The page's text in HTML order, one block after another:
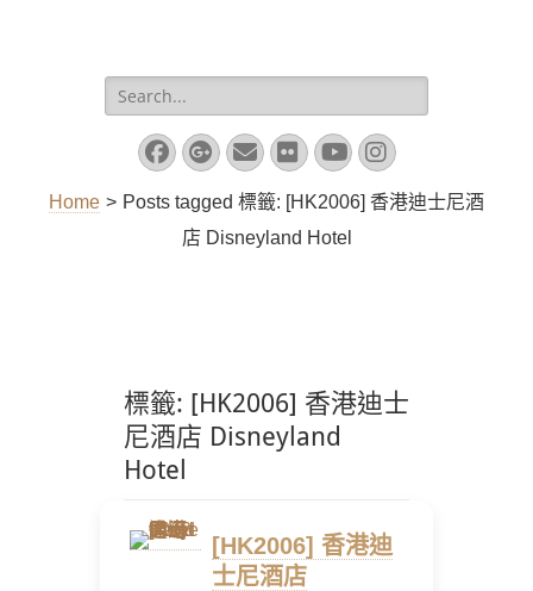
Search
for:
Facebook
Googleplus
EmailFlickrYouTube
Instagram
Home > Posts tagged 標籤: [HK2006] 香港迪士尼酒
店 Disneyland Hotel
標籤: [HK2006] 香港迪士
尼酒店 Disneyland
Hotel
[HK2006] 香港迪
士尼酒店